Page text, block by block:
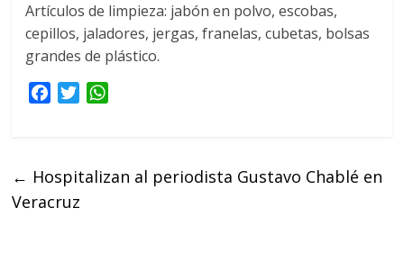
Artículos de limpieza: jabón en polvo, escobas,
cepillos, jaladores, jergas, franelas, cubetas, bolsas
grandes de plástico.
b
o
T
t
s
← Hospitalizan al periodista Gustavo Chablé en
Veracruz